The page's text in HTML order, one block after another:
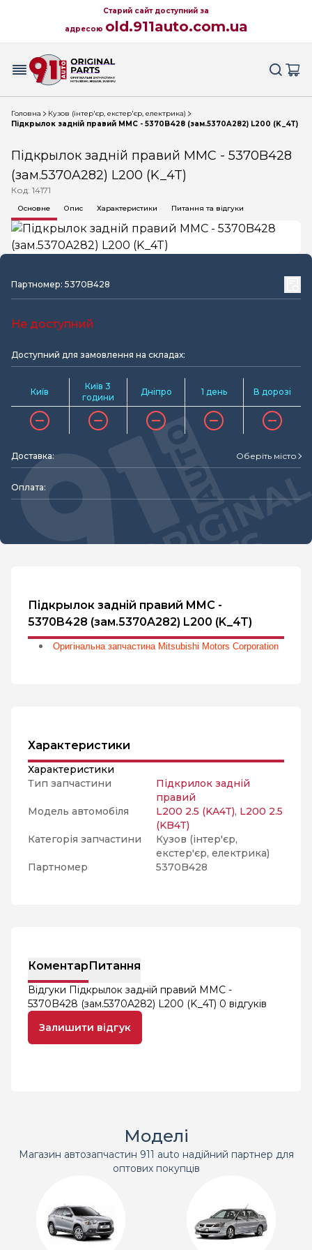
Старий сайт доступний за
адресою old.911auto.com.ua
Головна
Кузов (інтер'єр, екстер'єр, електрика)
Підкрылок задній правий MMC - 5370B428 (зам.5370A282) L200 (K_4T)
Підкрылок задній правий MMC - 5370B428
(зам.5370A282) L200 (K_4T)
Код: 14171
Основне Опис Характеристики Питання та відгуки
Партномер: 5370B428
Не доступний
Доступний для замовлення на складах:
Київ
Київ 3
години
Дніпро 1 день В дорозі
Доставка: Оберіть місто
Оплата:
Підкрылок задній правий MMC -
5370B428 (зам.5370A282) L200 (K_4T)
Оригінальна запчастина Mitsubishi Motors Corporation
Характеристики
Характеристики
Тип запчастини
Підкрилок задній
правий
Модель автомобіля
L200 2.5 (KA4T), L200 2.5
(KB4T)
Категорія запчастини
Кузов (інтер'єр,
екстер'єр, електрика)
Партномер
5370B428
КоментарПитання
Відгуки Підкрылок задній правий MMC -
5370B428 (зам.5370A282) L200 (K_4T) 0 відгуків
Залишити відгук
Моделі
Магазин автозапчастин 911 auto надійний партнер для
оптових покупців